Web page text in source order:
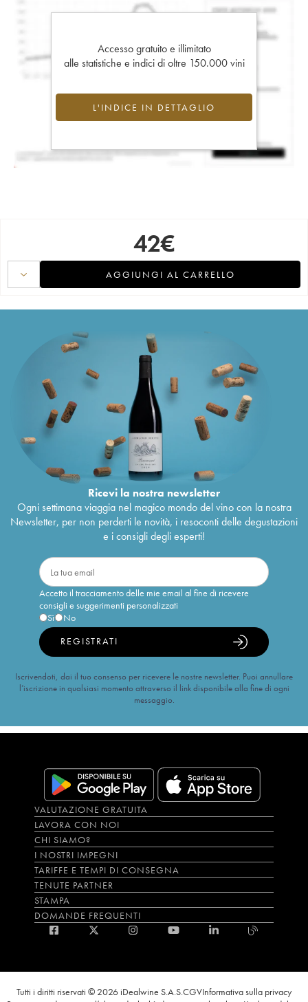
Accesso gratuito e illimitato
alle statistiche e indici di oltre 150.000 vini
L'INDICE IN DETTAGLIO
42€
AGGIUNGI AL CARRELLO
Ricevi la nostra newsletter
Ogni settimana viaggia nel magico mondo del vino con la nostra
Newsletter, per non perderti le novità, i resoconti delle degustazioni
e i consigli degli esperti!
Accetto il tracciamento delle mie email al fine di ricevere
consigli e suggerimenti personalizzati
Sì
No
REGISTRATI
Iscrivendoti, dai il tuo consenso per ricevere le nostre newsletter. Puoi annullare
l’iscrizione in qualsiasi momento attraverso il link disponibile alla fine di ogni
messaggio.
VALUTAZIONE GRATUITA
LAVORA CON NOI
CHI SIAMO?
I NOSTRI IMPEGNI
TARIFFE E TEMPI DI CONSEGNA
TENUTE PARTNER
STAMPA
DOMANDE FREQUENTI
Tutti i diritti riservati © 2026 iDealwine S.A.S.CGVInformativa sulla privacy